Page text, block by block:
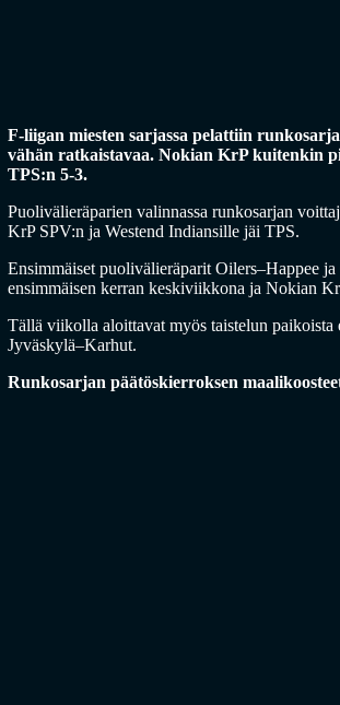
F-liigan miesten sarjassa pelattiin
vähän ratkaistavaa. Nokian KrP kuitenkin
TPS:n 5-3.
Puolivälieräparien valinnassa runkosarjan
KrP SPV:n ja Westend Indiansille jäi TPS.
Ensimmäiset puolivälieräparit Oilers–Happee
ensimmäisen kerran keskiviikkona ja Nokian
Tällä viikolla aloittavat myös taistelun
Jyväskylä–Karhut.
Runkosarjan päätöskierroksen